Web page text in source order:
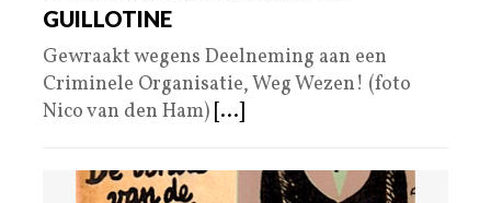
GUILLOTINE
Gewraakt wegens Deelneming aan een
Criminele Organisatie, Weg Wezen! (foto
Nico van den Ham) [...]